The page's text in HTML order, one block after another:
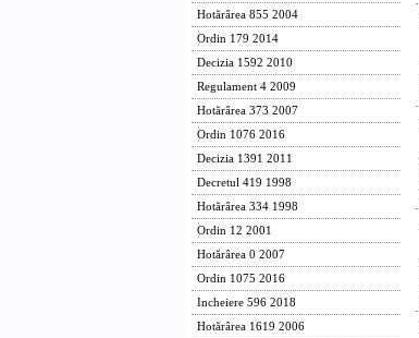
Hotărârea 855 2004
Ordin 179 2014
Decizia 1592 2010
Regulament 4 2009
Hotărârea 373 2007
Ordin 1076 2016
Decizia 1391 2011
Decretul 419 1998
Hotărârea 334 1998
Ordin 12 2001
Hotărârea 0 2007
Ordin 1075 2016
Incheiere 596 2018
Hotărârea 1619 2006